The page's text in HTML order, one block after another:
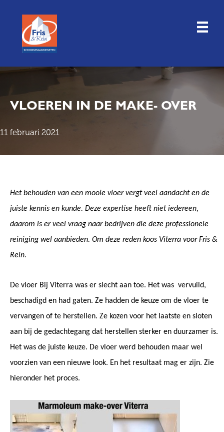
inhoud
VLOEREN IN DE MAKE- OVER
11 februari 2021
Het behouden van een mooie vloer vergt veel aandacht en de
juiste kennis en kunde. Deze expertise heeft niet iedereen,
daarom is er veel vraag naar bedrijven die deze professionele
reiniging wel aanbieden. Om deze reden koos Viterra voor Fris &
Rein.
De vloer Bij Viterra was er slecht aan toe. Het was vervuild,
beschadigd en had gaten. Ze hadden de keuze om de vloer te
vervangen of te herstellen. Ze kozen voor het laatste en sloten
aan bij de gedachtegang dat herstellen sterker en duurzamer is.
Het was de juiste keuze. De vloer werd behouden maar wel
voorzien van een nieuwe look. En het resultaat mag er zijn. Zie
hieronder het proces.